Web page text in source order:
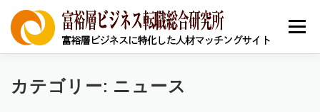
メニュー
ニュース 求人を探す 求職者の皆様へ
カテゴリー: ニュース